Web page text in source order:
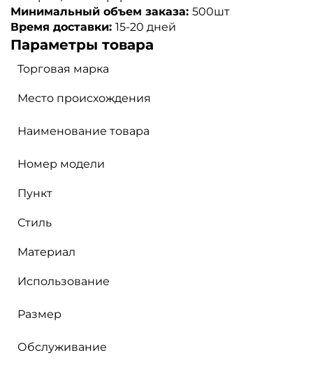
Минимальный объем заказа: 500шт
Время доставки: 15-20 дней
Параметры товара
Торговая марка
Место происхождения
Наименование товара
Номер модели
Пункт
Стиль
Материал
Использование
Размер
Обслуживание